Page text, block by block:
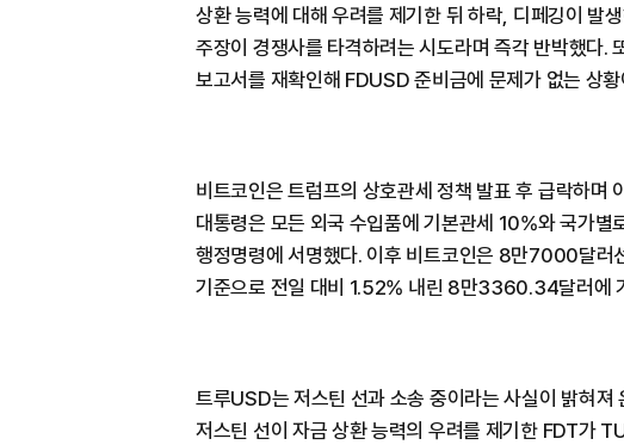
상환 능력에 대해 우려를 제기한 뒤 하락, 디페깅이 발
주장이 경쟁사를 타격하려는 시도라며 즉각 반박했다.
보고서를 재확인해 FDUSD 준비금에 문제가 없는 상
비트코인은 트럼프의 상호관세 정책 발표 후 급락하며
대통령은 모든 외국 수입품에 기본관세 10%와 국가별
행정명령에 서명했다. 이후 비트코인은 8만7000달러
기준으로 전일 대비 1.52% 내린 8만3360.34달러에
트루USD는 저스틴 선과 소송 중이라는 사실이 밝혀져
저스틴 선이 자금 상환 능력의 우려를 제기한 FDT가